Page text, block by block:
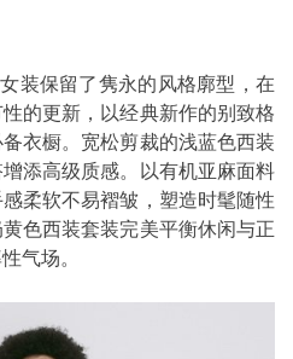
装保留了隽永的风格廓型，在
的更新，以经典新作的别致格
衣橱。宽松剪裁的浅蓝色西装
添高级质感。以有机亚麻面料
柔软不易褶皱，塑造时髦随性
色西装套装完美平衡休闲与正
气场。